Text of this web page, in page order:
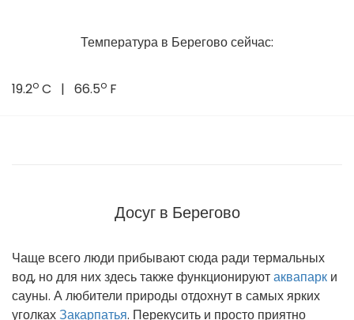
Температура в Берегово сейчас:
19.2o C | 66.5o F
Досуг в Берегово
Чаще всего люди прибывают сюда ради термальных
вод, но для них здесь также функционируютаквапарк и
сауны. А любители природы отдохнут в самых ярких
уголкахЗакарпатья. Перекусить и просто приятно